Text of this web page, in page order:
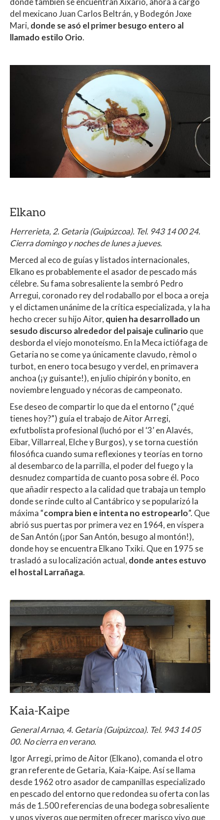
del mexicano Juan Carlos Beltrán, y Bodegón Joxe
Mari, donde se asó el primer besugo entero al
llamado estilo Orio.
Elkano
Herrerieta, 2. Getaria (Guipúzcoa). Tel. 943 14 00 24.
Cierra domingo y noches de lunes a jueves.
Merced al eco de guías y listados internacionales,
Elkano es probablemente el asador de pescado más
célebre. Su fama sobresaliente la sembró Pedro
Arregui, coronado rey del rodaballo por el boca a oreja
y el dictamen unánime de la crítica especializada, y la ha
hecho crecer su hijo Aitor, quien ha desarrollado un
sesudo discurso alrededor del paisaje culinario que
desborda el viejo monoteísmo. En la Meca ictiófaga de
Getaria no se come ya únicamente clavudo, rèmol o
turbot, en enero toca besugo y verdel, en primavera
anchoa (¡y guisante!), en julio chipirón y bonito, en
noviembre lenguado y nécoras de campeonato.
Ese deseo de compartir lo que da el entorno (“¿qué
tienes hoy?”) guía el trabajo de Aitor Arregi,
exfutbolista profesional (luchó por el ‘3’ en Alavés,
Eibar, Villarreal, Elche y Burgos), y se torna cuestión
filosófica cuando suma reflexiones y teorías en torno
al desembarco de la parrilla, el poder del fuego y la
desnudez compartida de cuanto posa sobre él. Poco
que añadir respecto a la calidad que trabaja un templo
donde se rinde culto al Cantábrico y se popularizó la
máxima “compra bien e intenta no estropearlo”. Que
abrió sus puertas por primera vez en 1964, en víspera
de San Antón (¡por San Antón, besugo al montón!),
donde hoy se encuentra Elkano Txiki. Que en 1975 se
trasladó a su localización actual, donde antes estuvo
el hostal Larrañaga.
Kaia-Kaipe
General Arnao, 4. Getaria (Guipúzcoa). Tel. 943 14 05
00. No cierra en verano.
Igor Arregi, primo de Aitor (Elkano), comanda el otro
gran referente de Getaria, Kaia-Kaipe. Así se llama
desde 1962 otro asador de campanillas especializado
en pescado del entorno que redondea su oferta con las
más de 1.500 referencias de una bodega sobresaliente
y unos viveros que permiten ofrecer marisco vivo que